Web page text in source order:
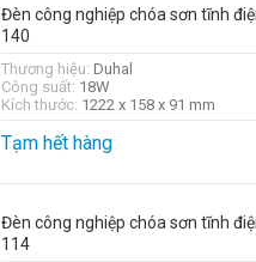
Đèn công nghiệp chóa sơn tĩnh
140
Thương hiệu: Duhal
Công suất: 18W
Kích thước: 1222 x 158 x 91 mm
Tạm hết hàng
Đèn công nghiệp chóa sơn tĩnh
114